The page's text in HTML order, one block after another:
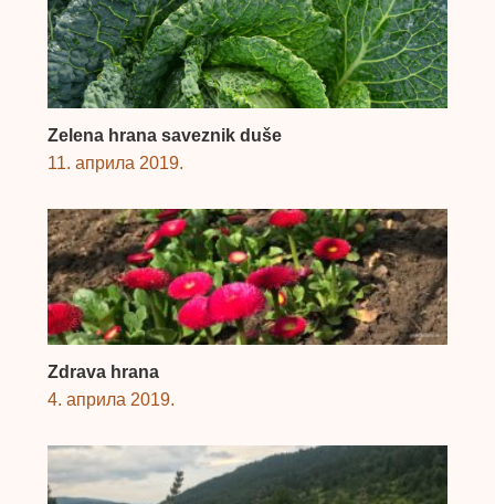
Zelena hrana saveznik duše
11. априла 2019.
Zdrava hrana
4. априла 2019.